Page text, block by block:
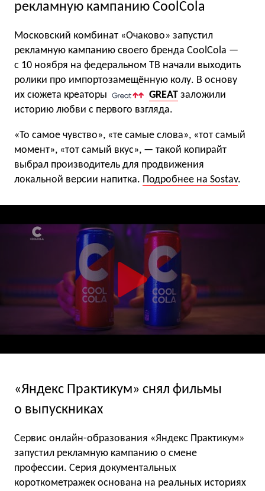
рекламную кампанию CoolCola
Московский комбинат «Очаково» запустил
рекламную кампанию своего бренда CoolCola —
с 10 ноября на федеральном ТВ начали выходить
ролики про импортозамещённую колу. В основу
их сюжета креаторы
GREAT заложили
историю любви с первого взгляда.
«То самое чувство», «те самые слова», «тот самый
момент», «тот самый вкус», — такой копирайт
выбрал производитель для продвижения
локальной версии напитка. Подробнее на Sostav.
«Яндекс Практикум» снял фильмы
о выпускниках
Сервис онлайн-образования «Яндекс Практикум»
запустил рекламную кампанию о смене
профессии. Серия документальных
короткометражек основана на реальных историях